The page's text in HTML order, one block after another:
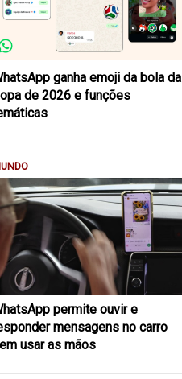
ganha emoji da bola da
de 2026 e funções
permite ouvir e
mensagens no carro
usar as mãos